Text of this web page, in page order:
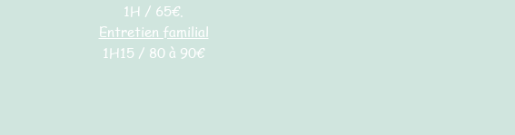
1H / 65€.
Entretien familial
1H15 / 80 à 90€